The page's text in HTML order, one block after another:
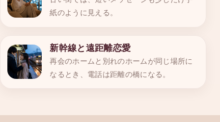
紙のように見える。
新幹線と遠距離恋愛
再会のホームと別れのホームが同じ場所に
なるとき、電話は距離の橋になる。